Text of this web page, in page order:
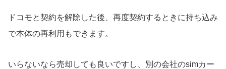
ドコモと契約を解除した後、再度契約するときに持ち込み
で本体の再利用もできます。
いらないなら売却しても良いですし、別の会社のsimカー